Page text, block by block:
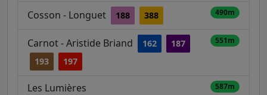
Cosson - Longuet 188 388 490m
Carnot - Aristide Briand 162
187
193
197
551m
Les Lumières 587m